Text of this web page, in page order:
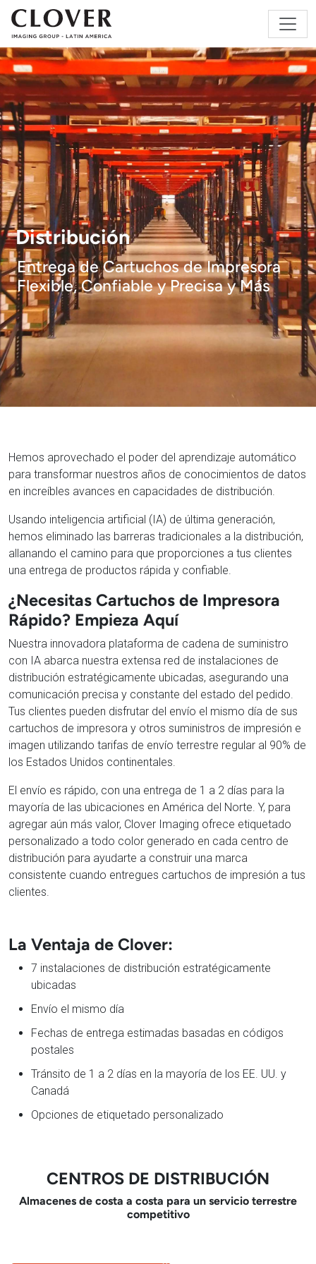
Distribución
Entrega de Cartuchos de Impresora
Flexible, Confiable y Precisa y Más
Hemos aprovechado el poder del aprendizaje automático
para transformar nuestros años de conocimientos de datos
en increíbles avances en capacidades de distribución.
Usando inteligencia artificial (IA) de última generación,
hemos eliminado las barreras tradicionales a la distribución,
allanando el camino para que proporciones a tus clientes
una entrega de productos rápida y confiable.
¿Necesitas Cartuchos de Impresora
Rápido? Empieza Aquí
Nuestra innovadora plataforma de cadena de suministro
con IA abarca nuestra extensa red de instalaciones de
distribución estratégicamente ubicadas, asegurando una
comunicación precisa y constante del estado del pedido.
Tus clientes pueden disfrutar del envío el mismo día de sus
cartuchos de impresora y otros suministros de impresión e
imagen utilizando tarifas de envío terrestre regular al 90% de
los Estados Unidos continentales.
El envío es rápido, con una entrega de 1 a 2 días para la
mayoría de las ubicaciones en América del Norte. Y, para
agregar aún más valor, Clover Imaging ofrece etiquetado
personalizado a todo color generado en cada centro de
distribución para ayudarte a construir una marca
consistente cuando entregues cartuchos de impresión a tus
clientes.
La Ventaja de Clover:
7 instalaciones de distribución estratégicamente
ubicadas
Envío el mismo día
Fechas de entrega estimadas basadas en códigos
postales
Tránsito de 1 a 2 días en la mayoría de los EE. UU. y
Canadá
Opciones de etiquetado personalizado
CENTROS DE DISTRIBUCIÓN
Almacenes de costa a costa para un servicio terrestre
competitivo